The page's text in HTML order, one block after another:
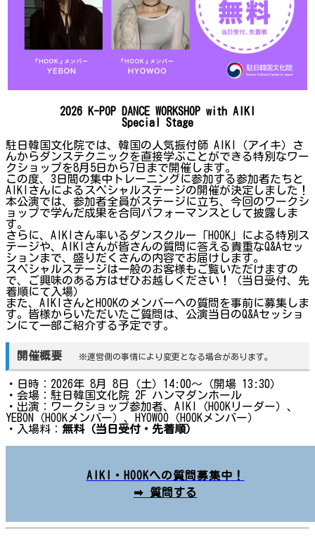
2026 K-POP DANCE WORKSHOP with AIKI
Special Stage
駐日韓国文化院では、韓国の人気振付師 AIKI（アイキ）さ
んからダンステクニックを直接学ぶことができる特別なワー
クショップを8月5日から7日まで開催します。
この度、3日間の集中トレーニングに参加する参加者たちと
AIKIさんによるスペシャルステージの開催が決定しました！
本公演では、参加者全員がステージに立ち、今回のワークシ
ョップで学んだ成果を合同パフォーマンスとして披露しま
す。
さらに、AIKIさん率いるダンスクルー「HOOK」による特別ス
テージや、AIKIさんが皆さんの質問に答える貴重なQ&Aセッ
ションまで、盛りだくさんの内容でお届けします。
スペシャルステージは一般のお客様もご覧いただけますの
で、ご興味のある方はぜひお越しください！（当日受付、先
着順にて入場）
また、AIKIさんとHOOKのメンバーへの質問を事前に募集しま
す。皆様からいただいたご質問は、公演当日のQ&Aセッショ
ンにて一部ご紹介する予定です。
開催概要 ※運営側の事情により変更となる場合があります。
・日時：2026年 8月 8日（土）14:00〜（開場 13:30）
・会場：駐日韓国文化院 2F ハンマダンホール
・出演：ワークショップ参加者、AIKI（HOOKリーダー）、
YEBON（HOOKメンバー）、HYOWOO（HOOKメンバー）
・入場料： 無料（当日受付・先着順）
AIKI・HOOKへの質問募集中！
➡ 質問する